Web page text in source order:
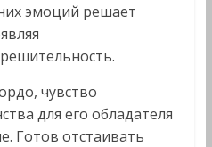
эмоций решает
чувство
для его обладателя
Готов отстаивать